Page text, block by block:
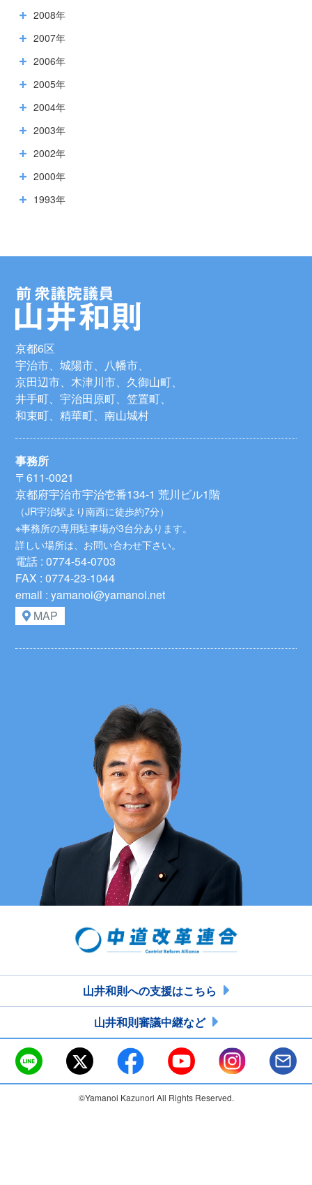
2008年
2007年
2006年
2005年
2004年
2003年
2002年
2000年
1993年
京都6区
宇治市、城陽市、八幡市、
京田辺市、木津川市、久御山町、
井手町、宇治田原町、笠置町、
和束町、精華町、南山城村
事務所
〒611-0021
京都府宇治市宇治壱番134-1 荒川ビル1階
（JR宇治駅より南西に徒歩約7分）
※事務所の専用駐車場が3台分あります。
詳しい場所は、お問い合わせ下さい。
電話 : 0774-54-0703
FAX : 0774-23-1044
email : yamanoi@yamanoi.net
MAP
山井和則への支援はこちら
山井和則審議中継など
©Yamanoi Kazunori All Rights Reserved.